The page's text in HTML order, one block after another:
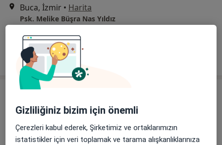
Buca, İzmir • Harita
Psk. Melike Büşra Nas Yıldız
Randevu talep et
Gizliliğiniz bizim için önemli
Çerezleri kabul ederek, Şirketimiz ve ortaklarımızın
istatistikler için veri toplamak ve tarama alışkanlıklarınıza